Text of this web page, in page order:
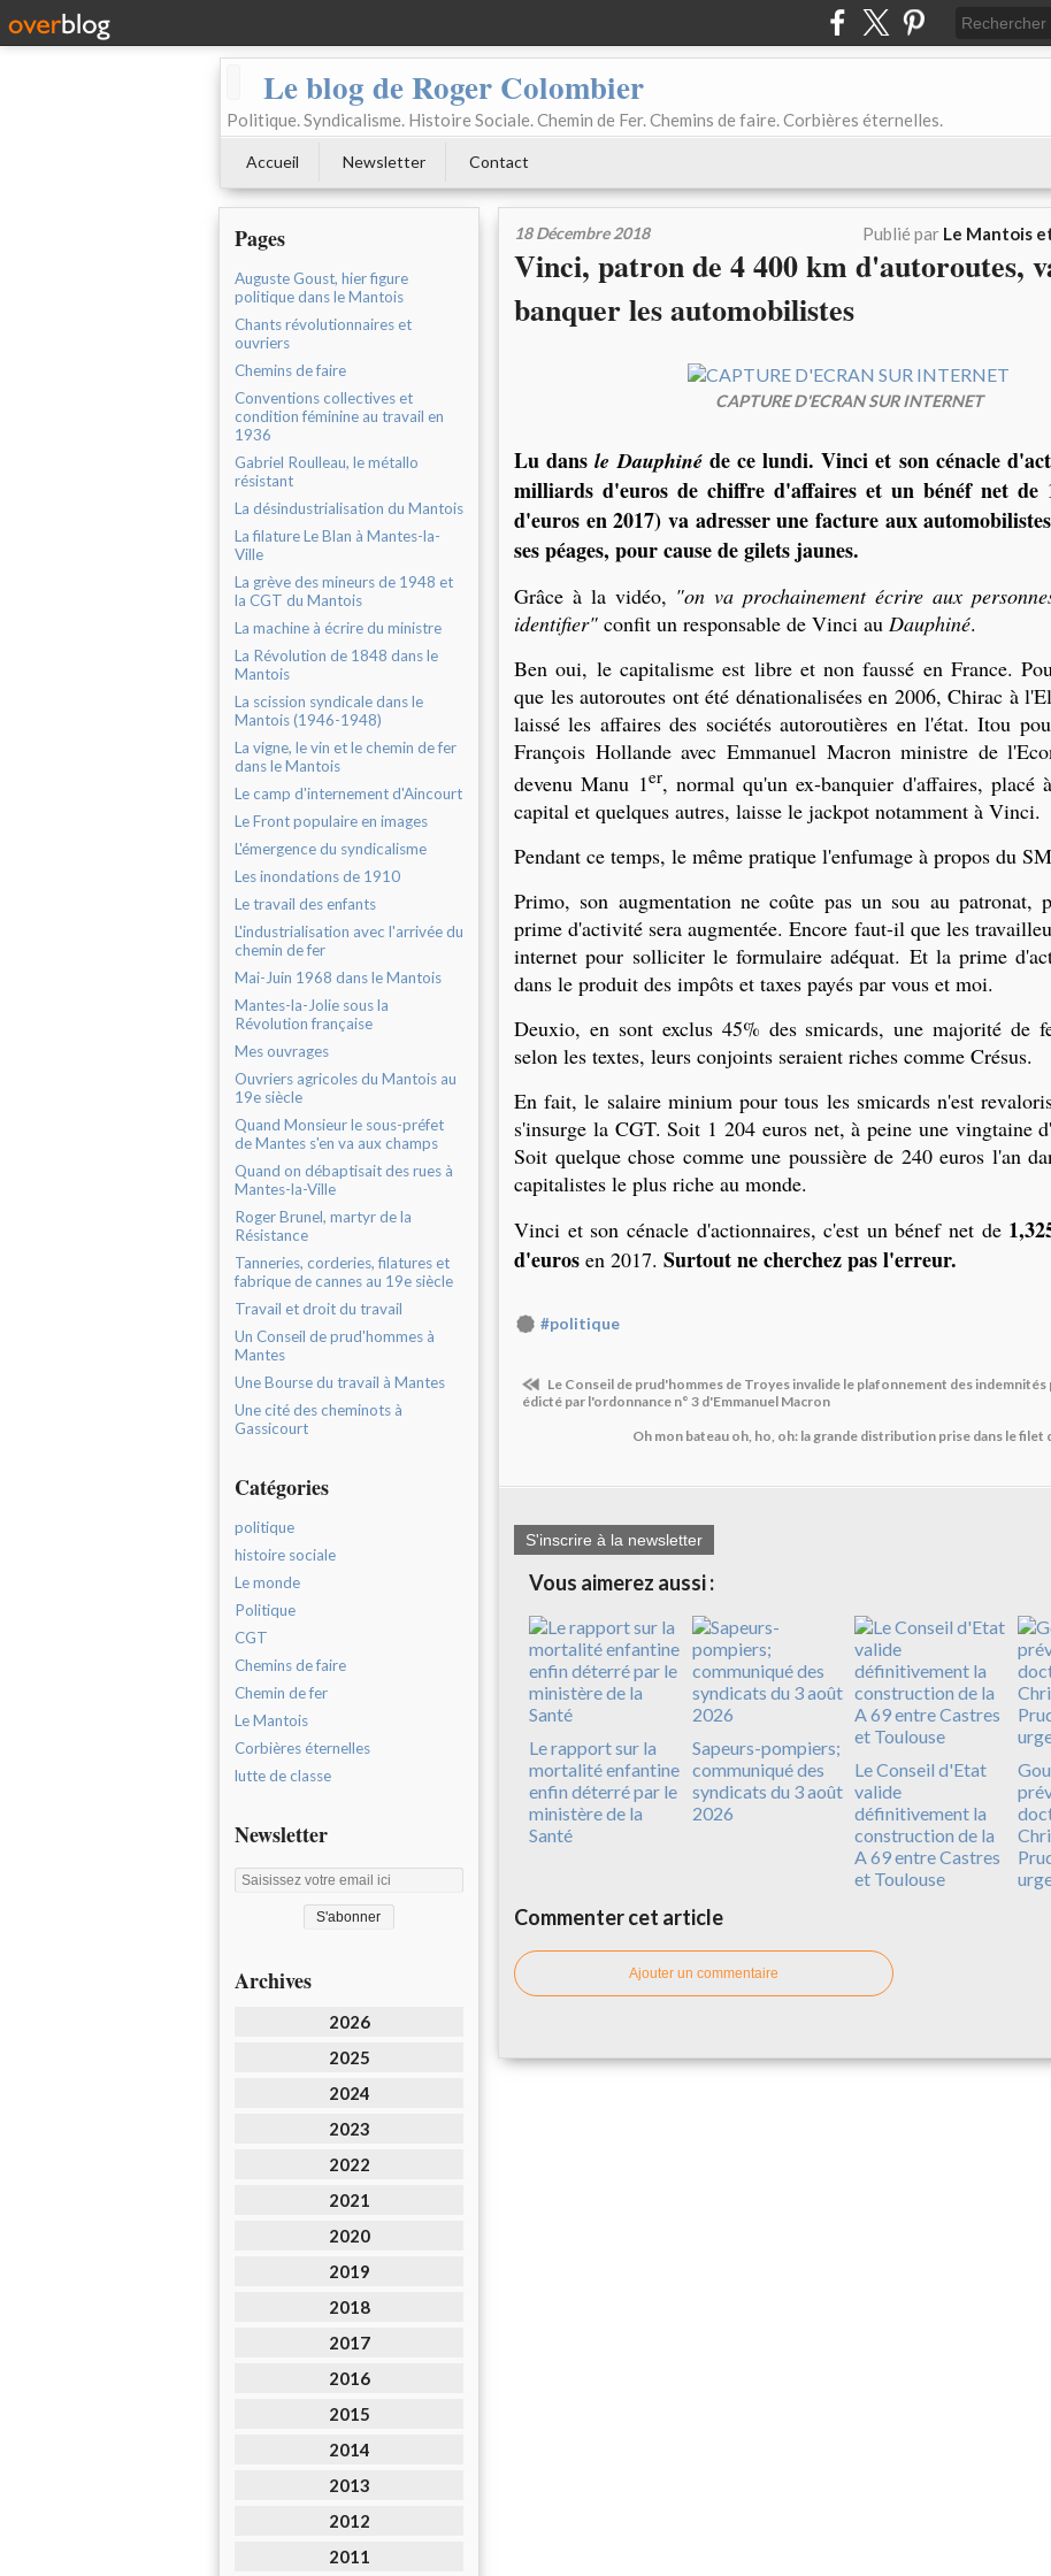
Le blog de Roger Colombier
Politique. Syndicalisme. Histoire Sociale. Chemin de Fer. Chemins de faire. Corbières éternelles.
Accueil Newsletter Contact
Pages
Auguste Goust, hier figure
politique dans le Mantois
Chants révolutionnaires et
ouvriers
Chemins de faire
Conventions collectives et
condition féminine au travail en
1936
Gabriel Roulleau, le métallo
résistant
La désindustrialisation du Mantois
La filature Le Blan à Mantes-la-
Ville
La grève des mineurs de 1948 et
la CGT du Mantois
La machine à écrire du ministre
La Révolution de 1848 dans le
Mantois
La scission syndicale dans le
Mantois (1946-1948)
La vigne, le vin et le chemin de fer
dans le Mantois
Le camp d'internement d'Aincourt
Le Front populaire en images
L'émergence du syndicalisme
Les inondations de 1910
Le travail des enfants
L'industrialisation avec l'arrivée du
chemin de fer
Mai-Juin 1968 dans le Mantois
Mantes-la-Jolie sous la
Révolution française
Mes ouvrages
Ouvriers agricoles du Mantois au
19e siècle
Quand Monsieur le sous-préfet
de Mantes s'en va aux champs
Quand on débaptisait des rues à
Mantes-la-Ville
Roger Brunel, martyr de la
Résistance
Tanneries, corderies, filatures et
fabrique de cannes au 19e siècle
Travail et droit du travail
Un Conseil de prud'hommes à
Mantes
Une Bourse du travail à Mantes
Une cité des cheminots à
Gassicourt
Catégories
politique
histoire sociale
Le monde
Politique
CGT
Chemins de faire
Chemin de fer
Le Mantois
Corbières éternelles
lutte de classe
Newsletter
Archives
2026
2025
2024
2023
2022
2021
2020
2019
2018
2017
2016
2015
2014
2013
2012
2011
18 Décembre 2018 Publié par Le Mantois
Vinci, patron de 4 400 km d'autoroutes,
banquer les automobilistes
CAPTURE D'ECRAN SUR INTERNET
Lu dansle Dauphinéde ce lundi. Vinci et son cénacle
milliards d'euros de chiffre d'affaires et un bénéf net de
d'euros en 2017) va adresser une facture aux
ses péages, pour cause de gilets jaunes.
Grâce à la vidéo, "on va prochainement écrire aux
identifier" confit un responsable de Vinci au Dauphiné.
Ben oui, le capitalisme est libre et non faussé en France.
que les autoroutes ont été dénationalisées en 2006, Chirac à
laissé les affaires des sociétés autoroutières en l'état. Itou
François Hollande avec Emmanuel Macron ministre de
devenu Manu 1er, normal qu'un ex-banquier d'affaires, placé
capital et quelques autres, laisse le jackpot notamment à Vinci.
Pendant ce temps, le même pratique l'enfumage à propos du
Primo, son augmentation ne coûte pas un sou au patronat,
prime d'activité sera augmentée. Encore faut-il que les
internet pour solliciter le formulaire adéquat. Et la prime
dans le produit des impôts et taxes payés par vous et moi.
Deuxio, en sont exclus 45% des smicards, une majorité de
selon les textes, leurs conjoints seraient riches comme Crésus.
En fait, le salaire minium pour tous les smicards n'est
s'insurge la CGT. Soit 1 204 euros net, à peine une vingtaine
Soit quelque chose comme une poussière de 240 euros l'an
capitalistes le plus riche au monde.
Vinci et son cénacle d'actionnaires, c'est un bénef net de
d'euros en 2017. Surtout ne cherchez pas l'erreur.
#politique
Le Conseil de prud'hommes de Troyes invalide le plafonnement des indemnités
édicté par l'ordonnance n° 3 d'Emmanuel Macron
Oh mon bateau oh, ho, oh: la grande distribution prise dans le filet
S'inscrire à la newsletter
Vous aimerez aussi :
Le rapport sur la
mortalité enfantine
enfin déterré par le
ministère de la
Santé
Sapeurs-pompiers;
communiqué des
syndicats du 3 août
2026
Le Conseil d'Etat
valide
définitivement la
construction de la
A 69 entre Castres
et Toulouse
Commenter cet article
Ajouter un commentaire